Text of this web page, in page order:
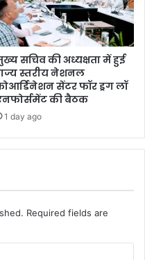
सचिव की अध्यक्षता में हुई
स्तरीय नेशनल
सेंटर फॉर ड्रग लॉ
की बैठक
1 day ago
Required fields are